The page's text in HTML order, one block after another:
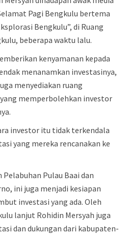
Pagi Bengkulu bertema
Bengkulu”, di Ruang
beberapa waktu lalu.
kenyamanan kepada
menanamkan investasinya,
menyediakan ruang
memperbolehkan investor
investor itu tidak terkendala
yang mereka rencanakan ke
Pulau Baai dan
ini juga menjadi kesiapan
investasi yang ada. Oleh
lanjut Rohidin Mersyah juga
dan dukungan dari kabupaten-